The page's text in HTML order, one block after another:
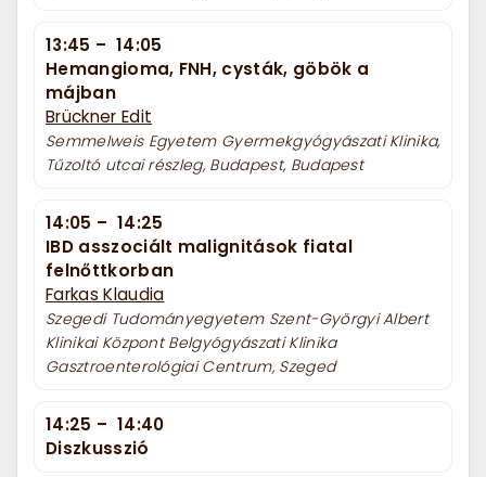
13:45 – 14:05
Hemangioma, FNH, cysták, göbök a
májban
Brückner Edit
Semmelweis Egyetem Gyermekgyógyászati Klinika,
Tűzoltó utcai részleg, Budapest, Budapest
14:05 – 14:25
IBD asszociált malignitások fiatal
felnőttkorban
Farkas Klaudia
Szegedi Tudományegyetem Szent-Györgyi Albert
Klinikai Központ Belgyógyászati Klinika
Gasztroenterológiai Centrum, Szeged
14:25 – 14:40
Diszkusszió